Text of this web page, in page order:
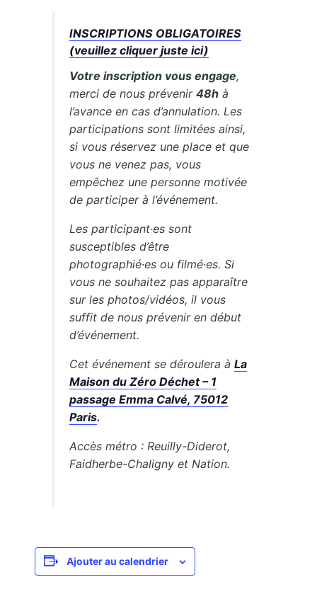
INSCRIPTIONS OBLIGATOIRES
(veuillez cliquer juste ici)
Votre inscription vous engage,
merci de nous prévenir48h à
l’avance en cas d’annulation. Les
participations sont limitées ainsi,
si vous réservez une place et que
vous ne venez pas, vous
empêchez une personne motivée
de participer à l’événement.
Les participant·es sont
susceptibles d’être
photographié·es ou filmé·es. Si
vous ne souhaitez pas apparaître
sur les photos/vidéos, il vous
suffit de nous prévenir en début
d’événement.
Cet événement se déroulera àLa
Maison du Zéro Déchet – 1
passage Emma Calvé, 75012
Paris.
Accès métro : Reuilly-Diderot,
Faidherbe-Chaligny et Nation.
Ajouter au calendrier